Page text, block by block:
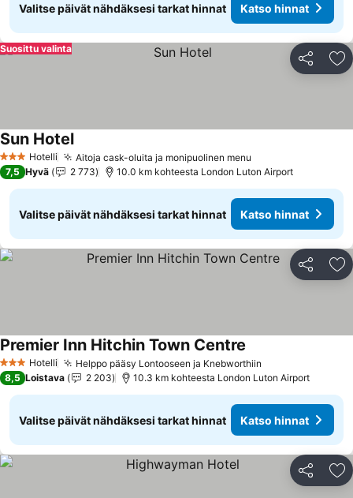
Valitse päivät nähdäksesi tarkat hinnat Katso hinnat
Jaa
Suosittu valinta
3 Tähtiluokitus
Hotelli Aitoja cask-oluita ja monipuolinen menu
Sun Hotel
7,5 Hyvä 2 773 10.0 km kohteesta London Luton Airport
Valitse päivät nähdäksesi tarkat hinnat Katso hinnat
Jaa
3 Tähtiluokitus
Hotelli Helppo pääsy Lontooseen ja Knebworthiin
Premier Inn Hitchin Town Centre
8,5 Loistava 2 203 10.3 km kohteesta London Luton Airport
Valitse päivät nähdäksesi tarkat hinnat Katso hinnat
Jaa